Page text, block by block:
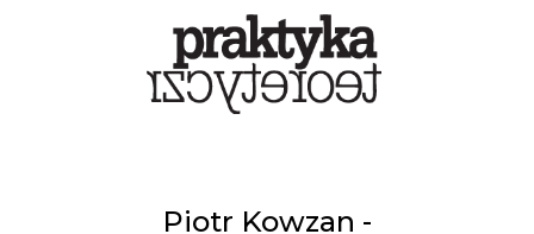
Piotr Kowzan -